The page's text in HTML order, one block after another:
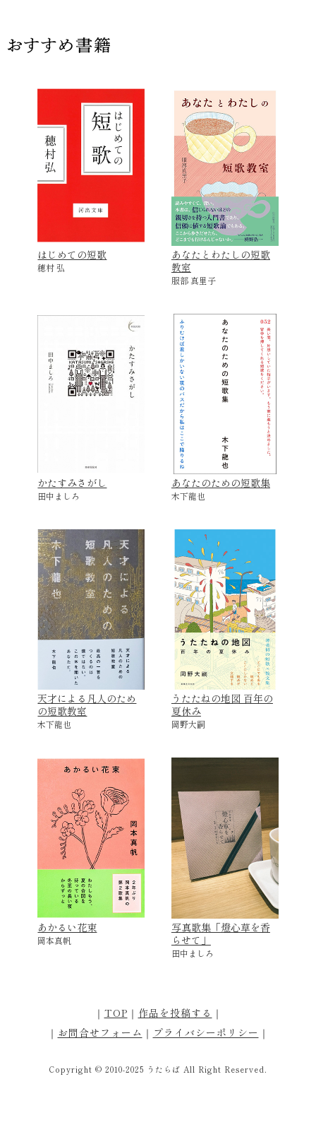
はじめての短歌
穂村 弘
あなたとわたしの短歌
教室
服部 真里子
かたすみさがし
田中ましろ
あなたのための短歌集
木下龍也
天才による凡人のため
の短歌教室
木下龍也
うたたねの地図 百年の
夏休み
岡野大嗣
あかるい花束
岡本真帆
写真歌集「燈心草を香
らせて」
田中ましろ
｜ TOP ｜ 作品を投稿する ｜
｜ お問合せフォーム ｜ プライバシーポリシー ｜
Copyright © 2010-2025 うたらば All Right Reserved.